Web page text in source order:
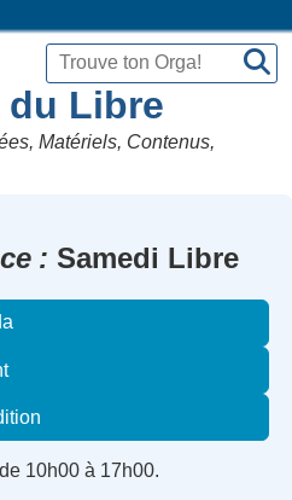
du Libre
Matériels, Contenus,
Samedi Libre
10h00 à 17h00.